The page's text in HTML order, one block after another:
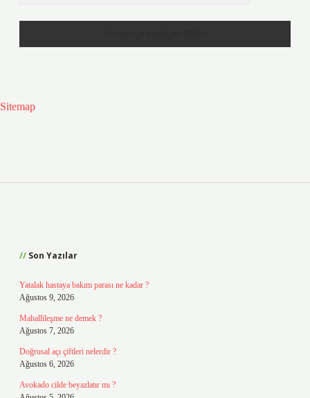
Sitemap
Son Yazılar
Yatalak hastaya bakım parası ne kadar ?
Ağustos 9, 2026
Mahallileşme ne demek ?
Ağustos 7, 2026
Doğrusal açı çiftleri nelerdir ?
Ağustos 6, 2026
Avokado cilde beyazlatır mı ?